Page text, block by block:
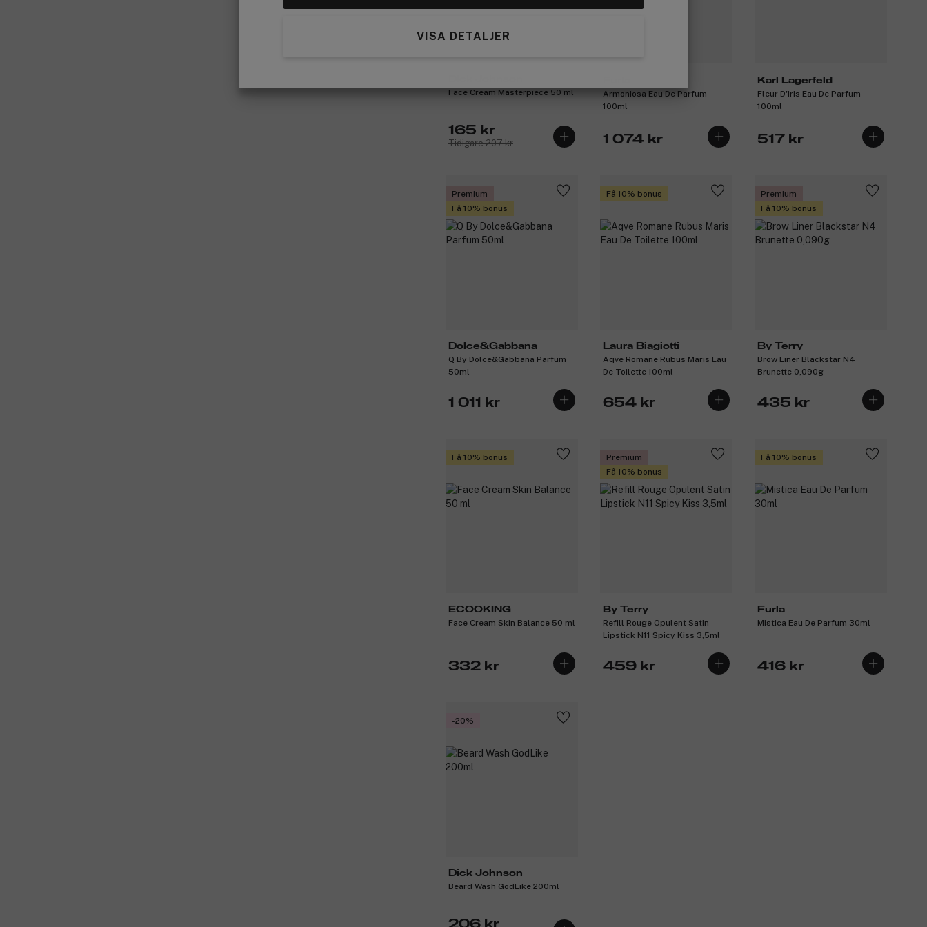
VISA DETALJER
Face Cream Masterpiece 50 ml
165 kr
Tidigare 207 kr
Armoniosa Eau De Parfum
100ml
1 074 kr
Karl Lagerfeld
Fleur D'Iris Eau De Parfum
100ml
517 kr
Premium
Få 10% bonus
Dolce&Gabbana
Q By Dolce&Gabbana Parfum
50ml
1 011 kr
Få 10% bonus
Laura Biagiotti
Aqve Romane Rubus Maris Eau
De Toilette 100ml
654 kr
Premium
Få 10% bonus
By Terry
Brow Liner Blackstar N4
Brunette 0,090g
435 kr
Få 10% bonus
ECOOKING
Face Cream Skin Balance 50 ml
332 kr
Premium
Få 10% bonus
By Terry
Refill Rouge Opulent Satin
Lipstick N11 Spicy Kiss 3,5ml
459 kr
Få 10% bonus
Furla
Mistica Eau De Parfum 30ml
416 kr
-20%
Dick Johnson
Beard Wash GodLike 200ml
206 kr